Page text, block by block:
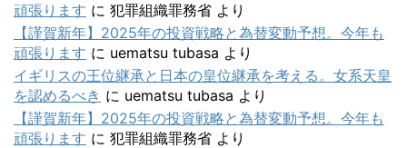
頑張ります に 犯罪組織罪務省 より
【謹賀新年】2025年の投資戦略と為替変動予想。今年も
頑張ります に uematsu tubasa より
イギリスの王位継承と日本の皇位継承を考える。女系天皇
を認めるべき に uematsu tubasa より
【謹賀新年】2025年の投資戦略と為替変動予想。今年も
頑張ります に 犯罪組織罪務省 より